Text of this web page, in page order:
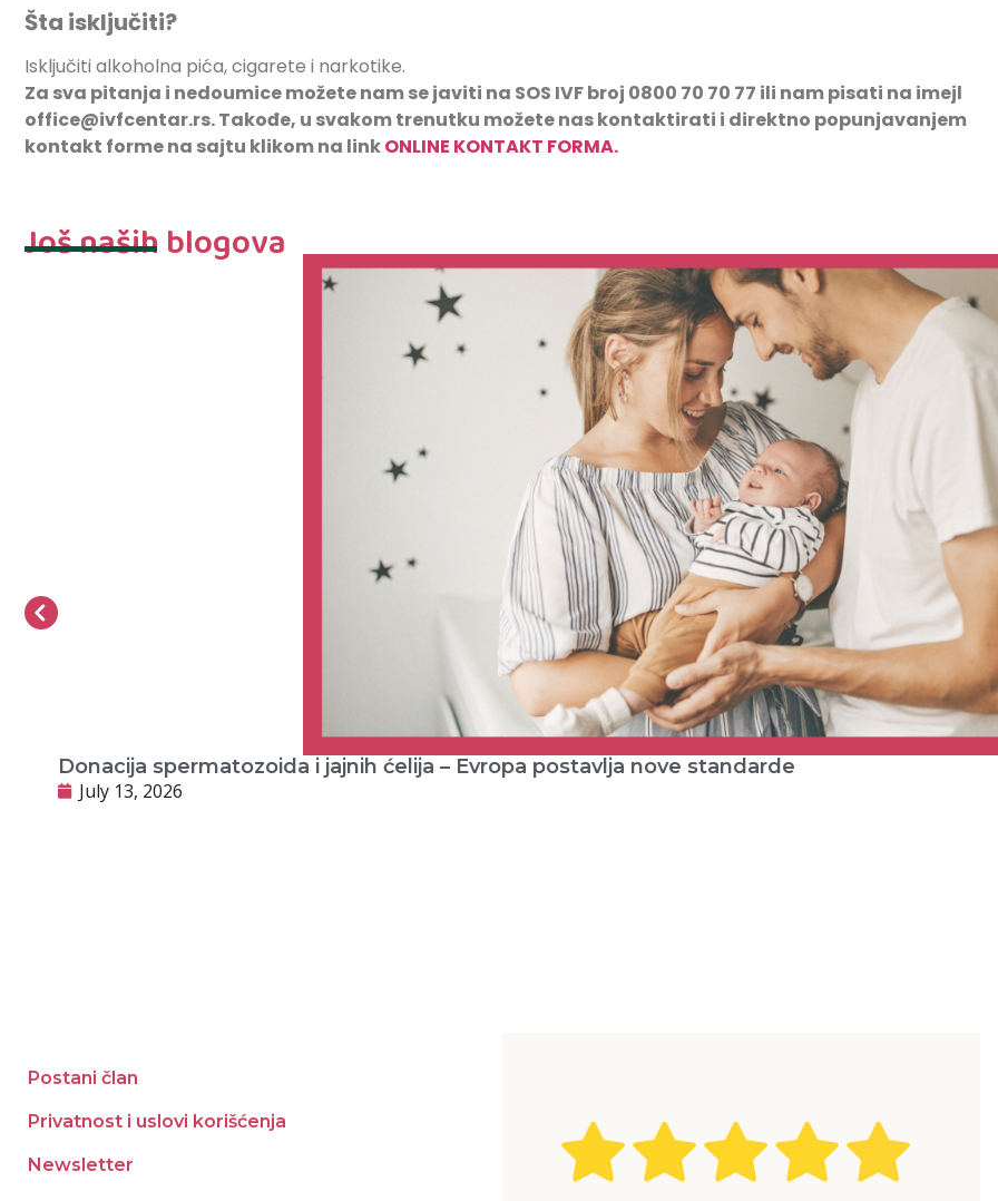
Šta isključiti?
Isključiti alkoholna pića, cigarete i narkotike.
Za sva pitanja i nedoumice možete nam se javiti na SOS IVF broj 0800 70 70 77 ili nam pisati na imejl
office@ivfcentar.rs. Takođe, u svakom trenutku možete nas kontaktirati i direktno popunjavanjem
kontakt forme na sajtu klikom na linkONLINE KONTAKT FORMA.
Još naših blogova
Donacija spermatozoida i jajnih ćelija – Evropa postavlja nove standarde
July 13, 2026
Postani član
Privatnost i uslovi korišćenja
Newsletter